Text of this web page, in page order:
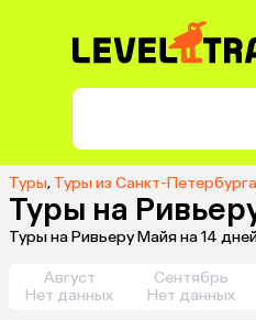
Туры, Туры из Санкт-Петербурга
Туры на
Туры на Ривьеру Майя на 14
Август
Нет данных
Сентябрь
Нет данных